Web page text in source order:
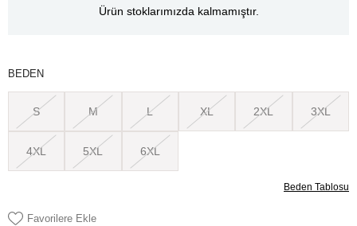
Ürün stoklarımızda kalmamıştır.
BEDEN
S M L XL 2XL 3XL
4XL 5XL 6XL
Beden Tablosu
Favorilere Ekle